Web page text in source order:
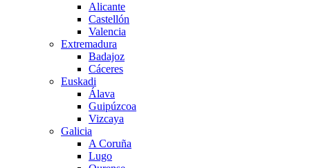
Alicante
Castellón
Valencia
Extremadura
Badajoz
Cáceres
Euskadi
Álava
Guipúzcoa
Vizcaya
Galicia
A Coruña
Lugo